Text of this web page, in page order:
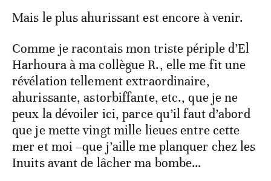
Mais le plus ahurissant est encore à venir.
Comme je racontais mon triste périple d’El
Harhoura à ma collègue R., elle me fit une
révélation tellement extraordinaire,
ahurissante, astorbiffante, etc., que je ne
peux la dévoiler ici, parce qu’il faut d’abord
que je mette vingt mille lieues entre cette
mer et moi –que j’aille me planquer chez les
Inuits avant de lâcher ma bombe…